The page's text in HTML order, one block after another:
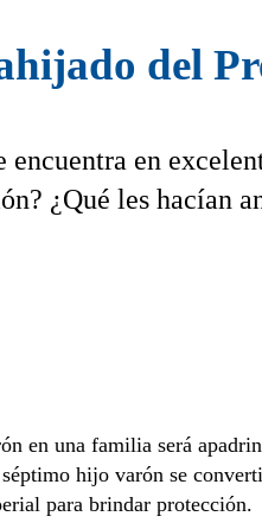
del
en
¿Qué les hacían
en una familia será
hijo varón se
para brindar protección.